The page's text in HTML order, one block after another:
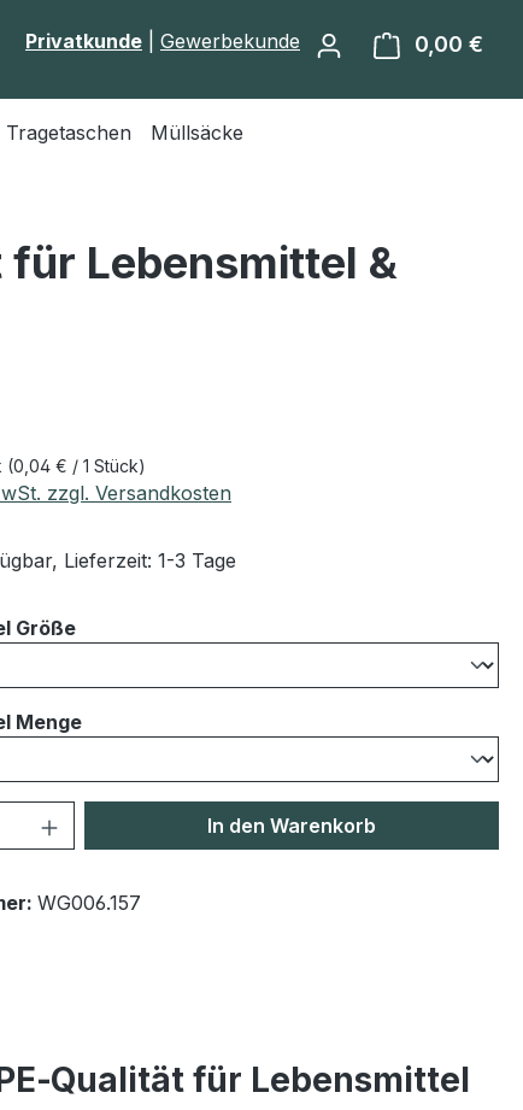
Privatkunde Gewerbekunde 0,00 €
Tragetaschen Müllsäcke
für Lebensmittel &
(0,04 € / 1 Stück)
zzgl. Versandkosten
Lieferzeit: 1-3 Tage
Größeauswählen
Mengeauswählen
Gib den gewünschten Wert
In den Warenkorb
WG006.157
für Lebensmittel